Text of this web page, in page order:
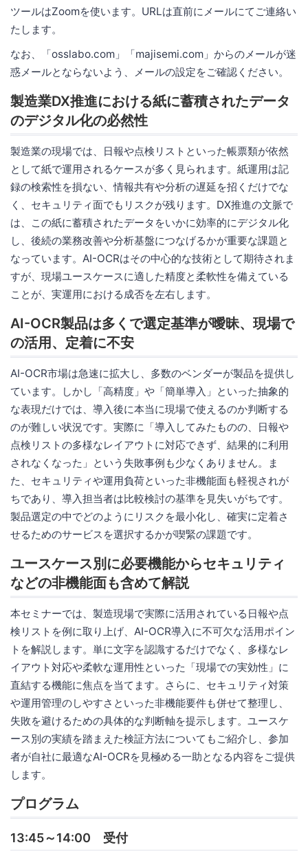
ツールはZoomを使います。URLは直前にメールにてご連絡い
たします。
なお、「osslabo.com」「majisemi.com」からのメールが迷
惑メールとならないよう、メールの設定をご確認ください。
製造業DX推進における紙に蓄積されたデータ
のデジタル化の必然性
製造業の現場では、日報や点検リストといった帳票類が依然
として紙で運用されるケースが多く見られます。紙運用は記
録の検索性を損ない、情報共有や分析の遅延を招くだけでな
く、セキュリティ面でもリスクが残ります。DX推進の文脈で
は、この紙に蓄積されたデータをいかに効率的にデジタル化
し、後続の業務改善や分析基盤につなげるかが重要な課題と
なっています。AI-OCRはその中心的な技術として期待されま
すが、現場ユースケースに適した精度と柔軟性を備えている
ことが、実運用における成否を左右します。
AI-OCR製品は多くで選定基準が曖昧、現場で
の活用、定着に不安
AI-OCR市場は急速に拡大し、多数のベンダーが製品を提供し
ています。しかし「高精度」や「簡単導入」といった抽象的
な表現だけでは、導入後に本当に現場で使えるのか判断する
のが難しい状況です。実際に「導入してみたものの、日報や
点検リストの多様なレイアウトに対応できず、結果的に利用
されなくなった」という失敗事例も少なくありません。ま
た、セキュリティや運用負荷といった非機能面も軽視されが
ちであり、導入担当者は比較検討の基準を見失いがちです。
製品選定の中でどのようにリスクを最小化し、確実に定着さ
せるためのサービスを選択するかが喫緊の課題です。
ユースケース別に必要機能からセキュリティ
などの非機能面も含めて解説
本セミナーでは、製造現場で実際に活用されている日報や点
検リストを例に取り上げ、AI-OCR導入に不可欠な活用ポイン
トを解説します。単に文字を認識するだけでなく、多様なレ
イアウト対応や柔軟な運用性といった「現場での実効性」に
直結する機能に焦点を当てます。さらに、セキュリティ対策
や運用管理のしやすさといった非機能要件も併せて整理し、
失敗を避けるための具体的な判断軸を提示します。ユースケ
ース別の実績を踏まえた検証方法についてもご紹介し、参加
者が自社に最適なAI-OCRを見極める一助となる内容をご提供
します。
プログラム
13:45～14:00 受付